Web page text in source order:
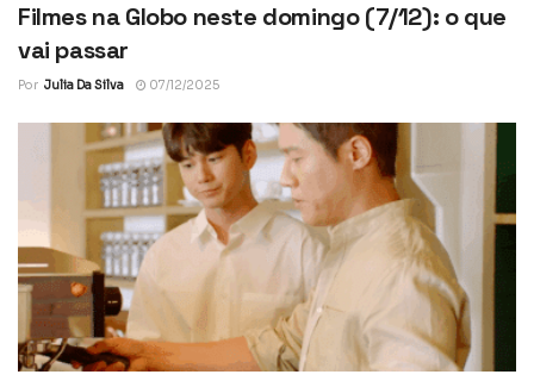
Filmes na Globo neste domingo (7/12): o que
vai passar
Por Julia Da Silva 07/12/2025